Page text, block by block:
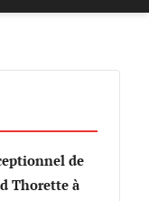
de
Thorette à